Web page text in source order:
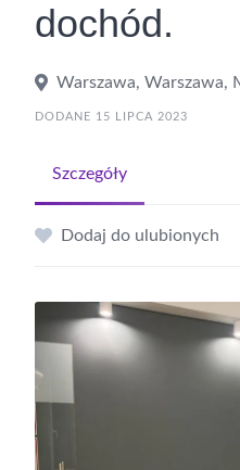
dochód.
Warszawa, Warszawa,
DODANE 15 LIPCA 2023
Szczegóły
Dodaj do ulubionych